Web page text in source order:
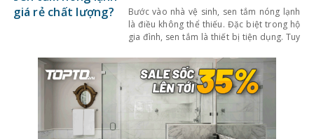
Bước vào nhà vệ sinh, sen tắm nóng lạnh
là điều không thể thiếu. Đặc biệt trong hộ
gia đình, sen tắm là thiết bị tiện dụng. Tuy
giá rẻ mà lại chất lượng? Hãy theo dõi bài
viết dưới đây để cùng tìm hiểu! 1.